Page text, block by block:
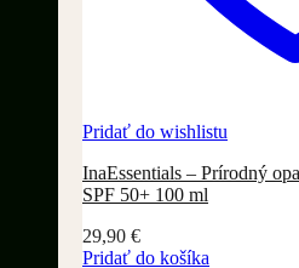
Pridať do wishlistu
InaEssentials – Prírodný
SPF 50+ 100 ml
29,90 €
Pridať do košíka